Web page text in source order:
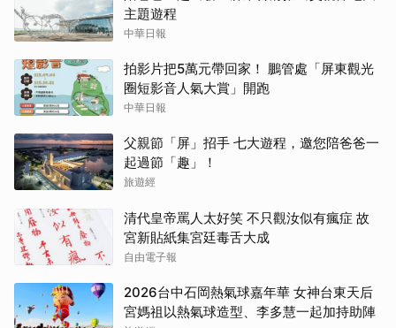
主題遊程
中華日報
拍影片把5萬元帶回家！ 鵬管處「屏東觀光
圈短影音人氣大賞」開跑
中華日報
父親節「屏」招手 七大遊程，邀您陪爸爸一
起過節「趣」！
旅遊經
清代皇帝罵人太好笑 不只觀汝似有瘋症 故
宮新貼紙集宮廷毒舌大成
自由電子報
2026台中石岡熱氣球嘉年華 女神台東天后
宮媽祖以熱氣球造型、李多慧一起加持助陣